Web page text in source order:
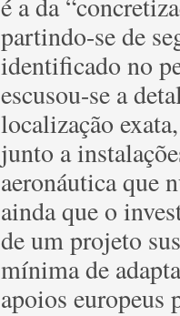
partindo-se de
identificado no
escusou-se a
localização
junto a
aeronáutica que
ainda que o
de um projeto
mínima de
apoios europeus